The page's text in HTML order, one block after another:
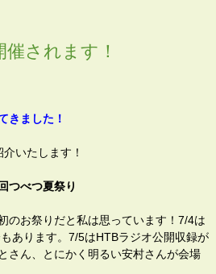
されます！
きました！
いたします！
べつ夏祭り
のお祭りだと私は思っています！7/4は
あります。7/5はHTBラジオ公開収録が
さん、とにかく明るい安村さんが会場